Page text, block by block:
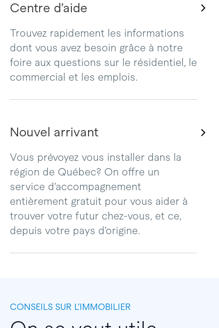
Centre d’aide
Trouvez rapidement les informations
dont vous avez besoin grâce à notre
foire aux questions sur le résidentiel, le
commercial et les emplois.
Nouvel arrivant
Vous prévoyez vous installer dans la
région de Québec? On offre un
service d’accompagnement
entièrement gratuit pour vous aider à
trouver votre futur chez-vous, et ce,
depuis votre pays d’origine.
CONSEILS SUR L’IMMOBILIER